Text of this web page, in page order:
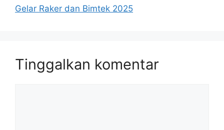
Gelar Raker dan Bimtek 2025
Tinggalkan komentar